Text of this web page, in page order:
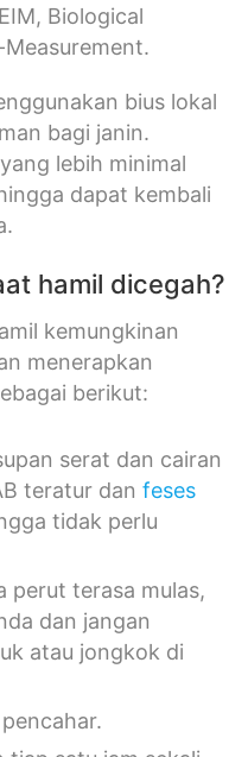
Biological
bius lokal
bagi janin.
lebih minimal
dapat kembali
hamil dicegah?
kemungkinan
menerapkan
berikut:
serat dan cairan
teratur dan feses
tidak perlu
perut terasa mulas,
dan jangan
atau jongkok di